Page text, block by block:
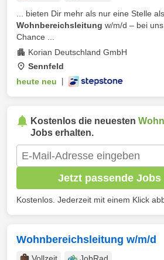
... bieten Dir mehr als nur eine Stelle
Wohnbereichsleitung w/m/d – bei
Chance ...
Korian Deutschland GmbH
Sennfeld
heute neu
Kostenlos die neuesten
Jobs erhalten.
Jetzt passende Jobs
Kostenlos. Jederzeit mit einem Klick
Wohnbereichsleitung w/m/d